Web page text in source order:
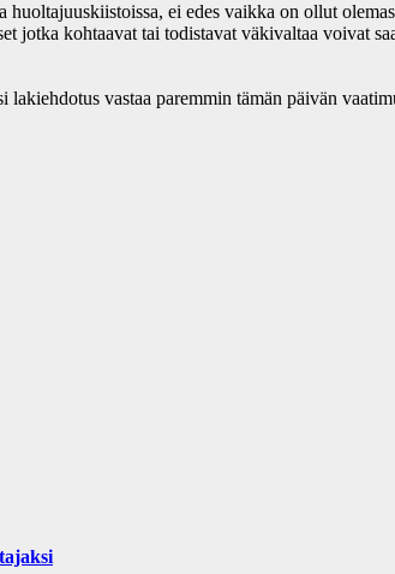
ei edes vaikka on ollut
kohtaavat tai todistavat väkivaltaa voivat
vastaa paremmin tämän päivän